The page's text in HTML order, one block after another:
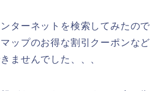
ターネットを検索してみたので
ップのお得な割引クーポンなど
ませんでした、、、